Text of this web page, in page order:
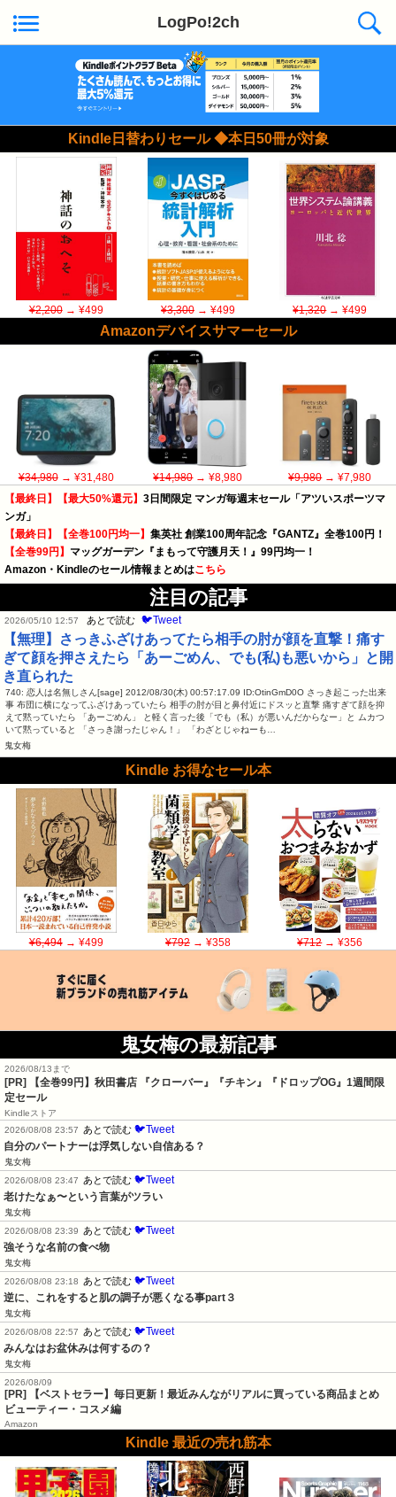
LogPo!2ch
Kindle日替わりセール ◆本日50冊が対象
¥2,200→ ¥499 ¥3,300→ ¥499 ¥1,320→ ¥499
Amazonデバイスサマーセール
¥34,980→ ¥31,480 ¥14,980→ ¥8,980 ¥9,980→ ¥7,980
【最終日】【最大50%還元】 3日間限定 マンガ毎週末セール「アツいスポーツマ
ンガ」
【最終日】【全巻100円均一】 集英社 創業100周年記念『GANTZ』全巻100円！
【全巻99円】 マッグガーデン『まもって守護月天！』99円均一！
Amazon・Kindleのセール情報まとめはこちら
注目の記事
2026/05/10 12:57 あとで読む 🐦Tweet
【無理】さっきふざけあってたら相手の肘が顔を直撃！痛す
ぎて顔を押さえたら「あーごめん、でも(私)も悪いから」と開
き直られた
740: 恋人は名無しさん[sage] 2012/08/30(木) 00:57:17.09 ID:OtinGmD0O さっき起こった出来
事 布団に横になってふざけあっていたら 相手の肘が目と鼻付近にドスッと直撃 痛すぎて顔を抑
えて黙っていたら 「あーごめん」 と軽く言った後「でも（私）が悪いんだからなー」と ムカつ
いて黙っていると 「さっき謝ったじゃん！」 「わざとじゃねーも…
鬼女梅
Kindle お得なセール本
¥6,494→ ¥499 ¥792→ ¥358 ¥712→ ¥356
鬼女梅の最新記事
2026/08/13まで
[PR]
【全巻99円】秋田書店 『クローバー』『チキン』『ドロップOG』1週間限
定セール
Kindleストア
2026/08/08 23:57
あとで読む 🐦Tweet
自分のパートナーは浮気しない自信ある？
鬼女梅
2026/08/08 23:47
あとで読む 🐦Tweet
老けたなぁ〜という言葉がツラい
鬼女梅
2026/08/08 23:39
あとで読む 🐦Tweet
強そうな名前の食べ物
鬼女梅
2026/08/08 23:18
あとで読む 🐦Tweet
逆に、これをすると肌の調子が悪くなる事part３
鬼女梅
2026/08/08 22:57
あとで読む 🐦Tweet
みんなはお盆休みは何するの？
鬼女梅
2026/08/09
[PR] 【ベストセラー】毎日更新！最近みんながリアルに買っている商品まとめ
ビューティー・コスメ編
Amazon
Kindle 最近の売れ筋本